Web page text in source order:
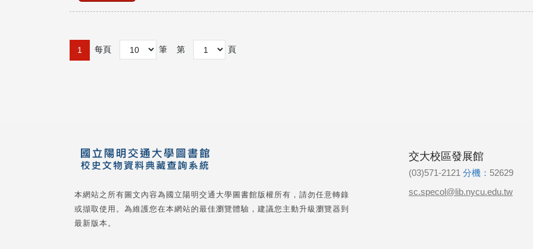
1 每頁 筆 第 頁
本網站之所有圖文內容為國立陽明交通大學圖書館版權所有，請勿任意轉錄
或擷取使用。為維護您在本網站的最佳瀏覽體驗，建議您主動升級瀏覽器到
最新版本。
交大校區發展館
(03)571-2121 分機： 52629
sc.specol@lib.nycu.edu.tw